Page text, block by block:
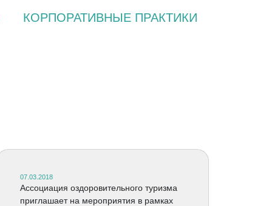
КОРПОРАТИВНЫЕ ПРАКТИКИ
07.03.2018
Ассоциация оздоровительного туризма
приглашает на мероприятия в рамках